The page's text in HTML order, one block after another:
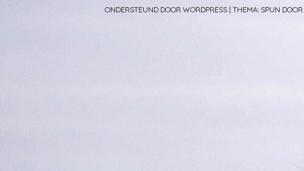
ONDERSTEUND DOOR WORDPRESS | THEMA: SPUN DOOR